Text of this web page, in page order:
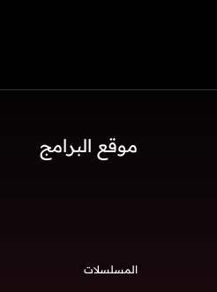
موقع البرامج
المسلسلات